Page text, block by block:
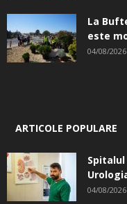
La
este
04/08/2026
ARTICOLE POPULARE
04/08/2026